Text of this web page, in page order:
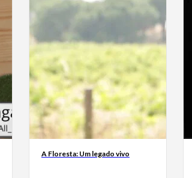
A Floresta: Um legado vivo